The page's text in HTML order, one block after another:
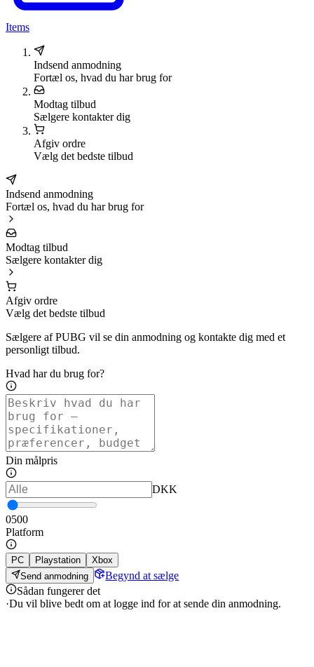
Items
Indsend anmodning
Fortæl os, hvad du har brug for
Modtag tilbud
Sælgere kontakter dig
Afgiv ordre
Vælg det bedste tilbud
Indsend anmodning
Fortæl os, hvad du har brug for
Modtag tilbud
Sælgere kontakter dig
Afgiv ordre
Vælg det bedste tilbud
Sælgere af PUBG vil se din anmodning og kontakte dig med et
personligt tilbud.
Hvad har du brug for?
Din målpris
DKK
0500
Platform
PC Playstation
Xbox
Send anmodning
Begynd at sælge
Sådan fungerer det
·Du vil blive bedt om at logge ind for at sende din anmodning.